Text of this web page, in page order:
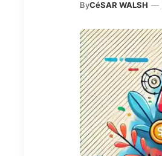
ByCéSAR WALSH —